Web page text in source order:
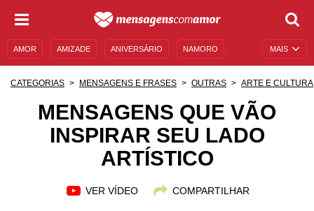
MAIS
AMOR AMIZADE ANIVERSÁRIO NAMORO
MENSAGENS E FRASES MENSAGENS DE ANIVERSÁRIO
FAMOSOS BÍBLIA
CATEGORIAS MENSAGENS E FRASES OUTRAS ARTE E CULTURA
MENSAGENS QUE VÃO
INSPIRAR SEU LADO
ARTÍSTICO
VER VÍDEO COMPARTILHAR